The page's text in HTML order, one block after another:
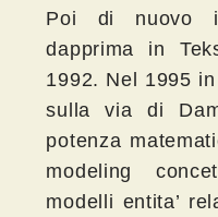
Poi di nuovo
dapprima in
1992. Nel 1995
sulla via di
potenza
modeling
modelli entita’